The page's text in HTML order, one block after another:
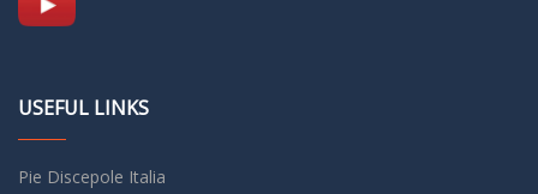
USEFUL LINKS
Pie Discepole Italia